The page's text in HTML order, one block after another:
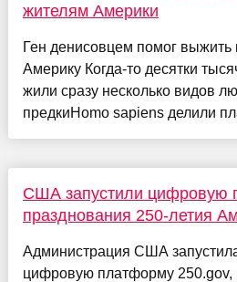
жителям Америки
Ген денисовцем помог
Америку Когда-то десятки
жили сразу несколько видов
предкиHomo sapiens делили
США запустили цифровую
празднования 250-летия
Администрация США
цифровую платформу 250.gov,